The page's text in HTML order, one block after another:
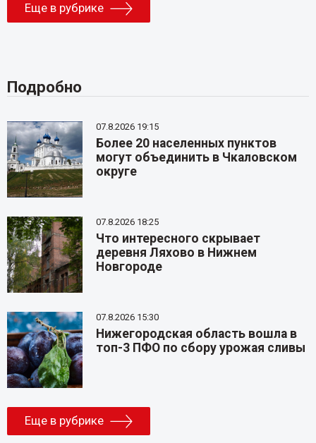
Еще в рубрике
Подробно
07.8.2026 19:15
Более 20 населенных пунктов
могут объединить в Чкаловском
округе
07.8.2026 18:25
Что интересного скрывает
деревня Ляхово в Нижнем
Новгороде
07.8.2026 15:30
Нижегородская область вошла в
топ-3 ПФО по сбору урожая сливы
Еще в рубрике